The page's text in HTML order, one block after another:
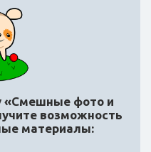
«Смешные фото и
возможность
материалы: